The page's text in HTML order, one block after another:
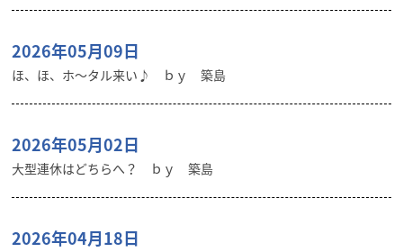
2026年05月09日
ほ、ほ、ホ～タル来い♪ ｂｙ 築島
2026年05月02日
大型連休はどちらへ？ ｂｙ 築島
2026年04月18日